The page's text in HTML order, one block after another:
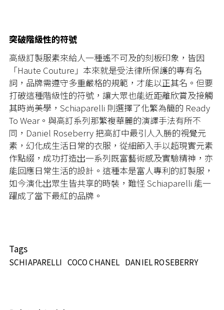
突破階級性的符號
高級訂製服素來給人一種遙不可及的刻板印象，皆因
「Haute Couture」本來就是受法律所保護的專有名
詞，品牌需遵守多重嚴格的規範，才能以正其名。但要
打破這種階級性的符號，讓大眾也能近距離欣賞及接觸
其時尚美學，Schiaparelli 則選擇了化繁為簡的 Ready
To Wear。與高訂系列那繁複華麗的演譯手法有所不
同，Daniel Roseberry 把高訂中最引人入勝的視覺元
素，幻化成生活日常的衣服，從細節入手以超現實元素
作點綴，成功打造岀一系列既富藝術感及實驗精神，亦
能回應日常生活的設計。這種本是富人專利的訂製服，
如今演化岀眾生皆共享的時裝，難怪 Schiaparelli 能一
躍成了當下最紅的品牌。
Tags
SCHIAPARELLI COCO CHANEL DANIEL ROSEBERRY